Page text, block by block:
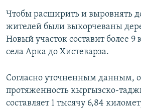
Чтобы расширить и выровнять
жителей были выкорчеваны
Новый участок составит более
села Арка до Хистеварза.
Согласно уточненным данным,
протяженность кыргызско-
составляет 1 тысячу 6,84